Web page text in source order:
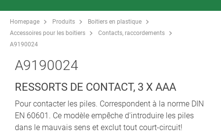
Homepage Produits
Boitiers en plastique
Accessoires pour les boitiers
Contacts, raccordements
A9190024
A9190024
RESSORTS DE CONTACT, 3 X AAA
Pour contacter les piles. Correspondent à la norme DIN
EN 60601. Ce modèle empêche d'introduire les piles
dans le mauvais sens et exclut tout court-circuit!